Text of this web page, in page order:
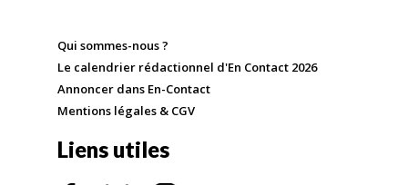
Qui sommes-nous ?
Le calendrier rédactionnel d'En Contact 2026
Annoncer dans En-Contact
Mentions légales & CGV
Liens utiles